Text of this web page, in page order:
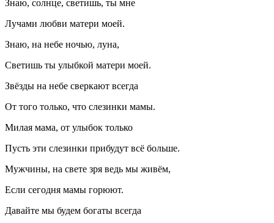
Знаю, солнце, светишь, ты мне
Лучами любви матери моей.
Знаю, на небе ночью, луна,
Светишь ты улыбкой матери моей.
Звёзды на небе сверкают всегда
От того только, что слезинки мамы.
Милая мама, от улыбок только
Пусть эти слезинки прибудут всё больше.
Мужчины, на свете зря ведь мы живём,
Если сегодня мамы горюют.
Давайте мы будем богаты всегда